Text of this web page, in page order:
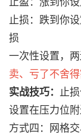
止损：跌到你
损
一次性设置，
卖、亏了不舍得
实战技巧： 止
设置在压力位附
方式四：网格